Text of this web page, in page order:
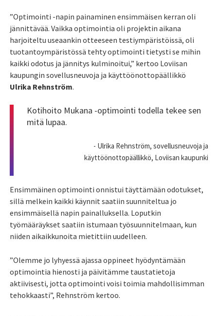
”Optimointi -napin painaminen ensimmäisen kerran oli
jännittävää. Vaikka optimointia oli projektin aikana
harjoiteltu useaankin otteeseen testiympäristöissä, oli
tuotantoympäristössä tehty optimointi tietysti se mihin
kaikki odotus ja jännitys kulminoitui,” kertoo Loviisan
kaupungin sovellusneuvoja ja käyttöönottopäällikkö
Ulrika Rehnström.
Kotihoito Mukana -optimointi todella tekee sen
mitä lupaa.
- Ulrika Rehnström, sovellusneuvoja ja
käyttöönottopäällikkö, Loviisan kaupunki
Ensimmäinen optimointi onnistui täyttämään odotukset,
sillä melkein kaikki käynnit saatiin suunniteltua jo
ensimmäisellä napin painalluksella. Loputkin
työmääräykset saatiin istumaan työsuunnitelmaan, kun
niiden aikaikkunoita mietittiin uudelleen.
”Olemme jo lyhyessä ajassa oppineet hyödyntämään
optimointia hienosti ja päivitämme taustatietoja
aktiivisesti, jotta optimointi voisi toimia mahdollisimman
tehokkaasti”, Rehnström kertoo.